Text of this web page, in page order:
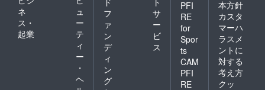
サー希
望な
し」と
お書き
くださ
ネ
ス・
起業
ュ
ー
テ
ィ
ー
・
ヘ
フ
ァ
ン
デ
ィ
ン
グ
サ
ー
ビ
ス
PFI
RE
for
Spor
ts
CAM
PFI
RE
本方針
カスタ
マーハ
ラスメ
ントに
対する
考え方
クッ